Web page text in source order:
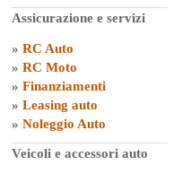
Assicurazione e servizi
» RC Auto
» RC Moto
» Finanziamenti
» Leasing auto
» Noleggio Auto
Veicoli e accessori auto